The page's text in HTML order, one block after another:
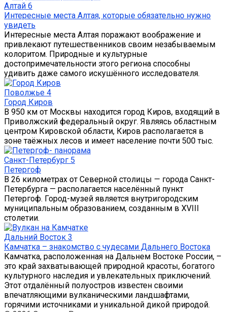
Алтай 6
Интересные места Алтая, которые обязательно нужно
увидеть
Интересные места Алтая поражают воображение и
привлекают путешественников своим незабываемым
колоритом. Природные и культурные
достопримечательности этого региона способны
удивить даже самого искушённого исследователя.
Поволжье 4
Город Киров
В 950 км от Москвы находится город Киров, входящий в
Приволжский федеральный округ. Являясь областным
центром Кировской области, Киров располагается в
зоне таёжных лесов и имеет население почти 500 тыс.
Санкт-Петербург 5
Петергоф
В 26 километрах от Северной столицы — города Санкт-
Петербурга — располагается населённый пункт
Петергоф. Город-музей является внутригородским
муниципальным образованием, созданным в XVIII
столетии.
Дальний Восток 3
Камчатка – знакомство с чудесами Дальнего Востока
Камчатка, расположенная на Дальнем Востоке России, –
это край захватывающей природной красоты, богатого
культурного наследия и увлекательных приключений.
Этот отдалённый полуостров известен своими
впечатляющими вулканическими ландшафтами,
горячими источниками и уникальной дикой природой.